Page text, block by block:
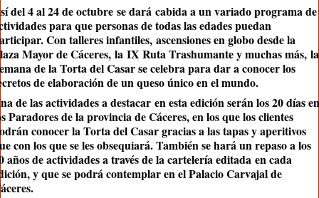
del 4 al 24 de octubre se dará cabida a un variado programa de
para que personas de todas las edades puedan
Con talleres infantiles, ascensiones en globo desde la
Mayor de Cáceres, la IX Ruta Trashumante y muchas más, la
de la Torta del Casar se celebra para dar a conocer los
de elaboración de un queso único en el mundo.
de las actividades a destacar en esta edición serán los 20 días en
Paradores de la provincia de Cáceres, en los que los clientes
conocer la Torta del Casar gracias a las tapas y aperitivos
con los que se les obsequiará. También se hará un repaso a los
años de actividades a través de la cartelería editada en cada
y que se podrá contemplar en el Palacio Carvajal de